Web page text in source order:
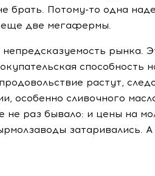
брать. Потому-то одна
еще две мегафермы.
рынка.
способность
растут,
особенно сливочного
не раз бывало: и цены на
затаривались.